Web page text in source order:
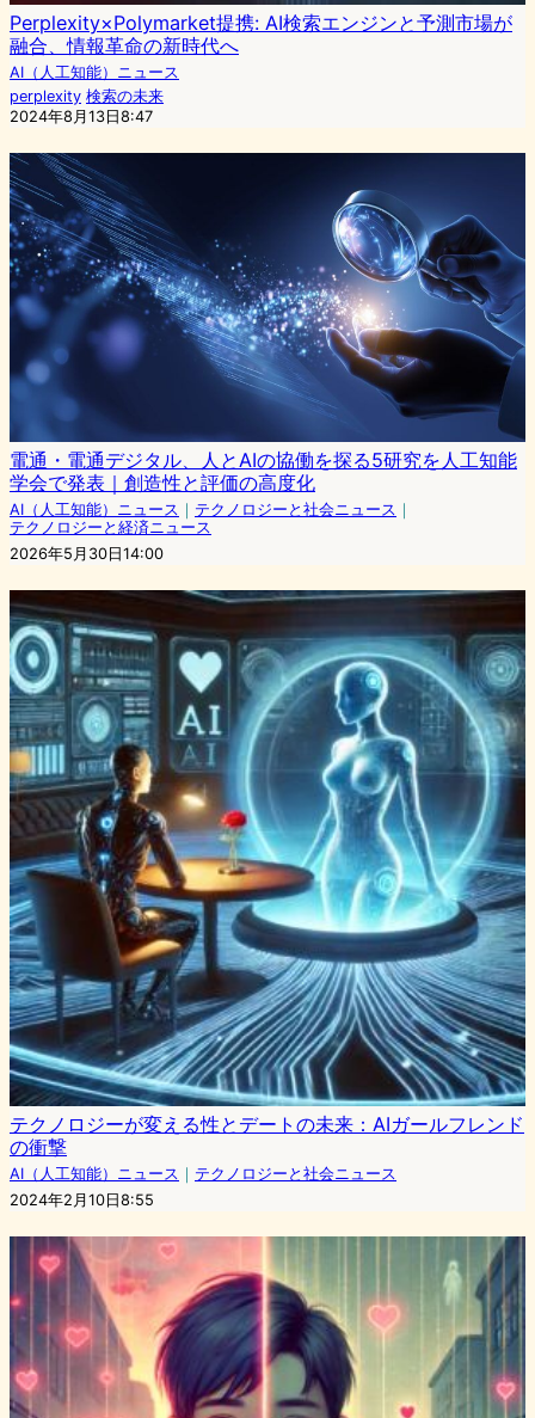
Perplexity×Polymarket提携: AI検索エンジンと予測市場が
融合、情報革命の新時代へ
AI（人工知能）ニュース
perplexity 検索の未来
2024年8月13日8:47
電通・電通デジタル、人とAIの協働を探る5研究を人工知能
学会で発表｜創造性と評価の高度化
AI（人工知能）ニュース ｜ テクノロジーと社会ニュース ｜
テクノロジーと経済ニュース
2026年5月30日14:00
テクノロジーが変える性とデートの未来：AIガールフレンド
の衝撃
AI（人工知能）ニュース ｜ テクノロジーと社会ニュース
2024年2月10日8:55